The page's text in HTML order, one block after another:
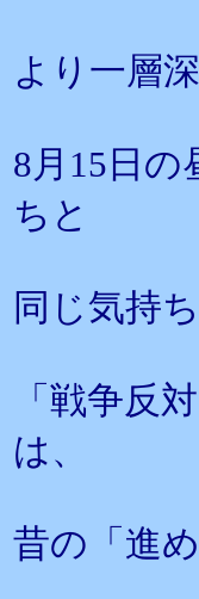
より一層
8月15日
ちと
同じ気持
「戦争反
は、
昔の「進